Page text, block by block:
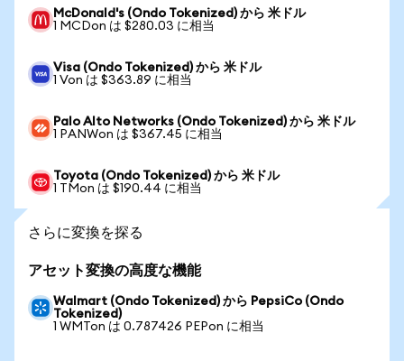
McDonald's (Ondo Tokenized) から 米ドル
1 MCDon は $280.03 に相当
Visa (Ondo Tokenized) から 米ドル
1 Von は $363.89 に相当
Palo Alto Networks (Ondo Tokenized) から 米ドル
1 PANWon は $367.45 に相当
Toyota (Ondo Tokenized) から 米ドル
1 TMon は $190.44 に相当
さらに変換を探る
アセット変換の高度な機能
Walmart (Ondo Tokenized) から PepsiCo (Ondo
Tokenized)
1 WMTon は 0.787426 PEPon に相当